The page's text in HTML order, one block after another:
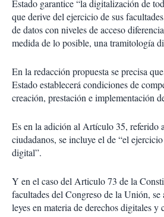
Estado garantice “la digitalización de
que derive del ejercicio de sus
de datos con niveles de acceso
medida de lo posible, una tramitología
En la redacción propuesta se precisa
Estado establecerá condiciones de
creación, prestación e implementación
Es en la adición al Artículo 35, referido
ciudadanos, se incluye el de “el
digital”.
Y en el caso del Articulo 73 de la
facultades del Congreso de la Unión,
leyes en materia de derechos digitales y